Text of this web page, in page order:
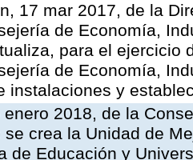
17 mar 2017, de la
de Economía,
para el ejercicio
de Economía,
instalaciones y
enero 2018, de la
se crea la Unidad de
de Educación y